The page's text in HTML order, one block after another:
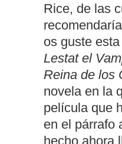
Rice, de las
os guste
Lestat el
Reina de los
novela en la
película que
en el párrafo
hecho ahora